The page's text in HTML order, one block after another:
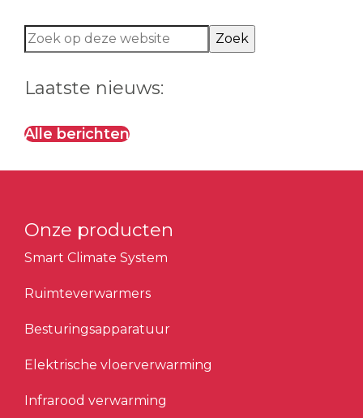
Zoek
op
deze
Laatste nieuws:
Alle berichten
Onze producten
Smart Climate System
Ruimteverwarmers
Besturingsapparatuur
Elektrische vloerverwarming
Infrarood verwarming